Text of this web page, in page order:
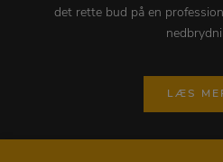
det rette bud på en
LÆS